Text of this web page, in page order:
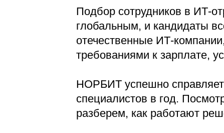
Подбор сотрудников в ИТ-
глобальным, и кандидаты
отечественные ИТ-
требованиями к зарплате,
НОРБИТ успешно
специалистов в год.
разберем, как работают